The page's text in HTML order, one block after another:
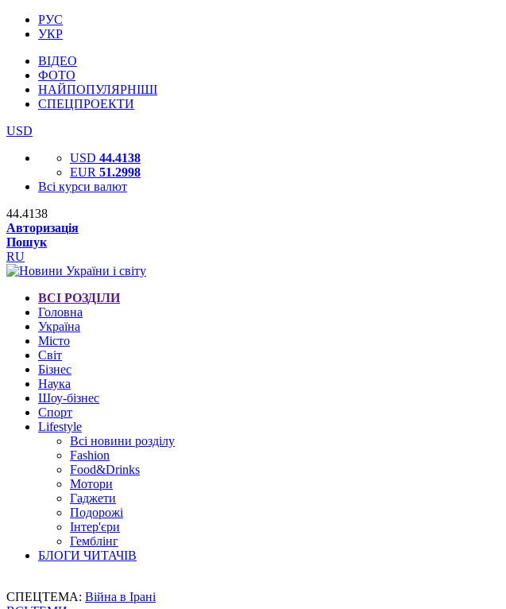
РУС
УКР
ВІДЕО
ФОТО
НАЙПОПУЛЯРНІШІ
СПЕЦПРОЕКТИ
USD
USD 44.4138
EUR 51.2998
Всі курси валют
44.4138
Авторизація
Пошук
RU
ВСІ РОЗДІЛИ
Головна
Україна
Місто
Світ
Бізнес
Наука
Шоу-бізнес
Спорт
Lifestyle
Всі новини розділу
Fashion
Food&Drinks
Мотори
Гаджети
Подорожі
Інтер'єри
Гемблінг
БЛОГИ ЧИТАЧІВ
СПЕЦТЕМА: Війна в Ірані